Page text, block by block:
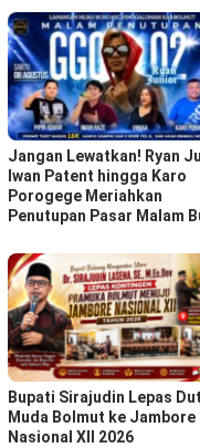
Jangan Lewatkan! Ryan
Iwan Patent hingga Karo
Porogege Meriahkan
Penutupan Pasar Malam
Bupati Sirajudin Lepas
Muda Bolmut ke Jambore
Nasional XII 2026